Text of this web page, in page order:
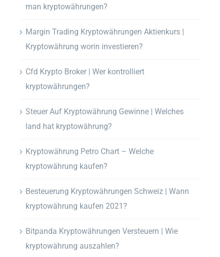
man kryptowährungen?
Margin Trading Kryptowährungen Aktienkurs |
Kryptowährung worin investieren?
Cfd Krypto Broker | Wer kontrolliert
kryptowährungen?
Steuer Auf Kryptowährung Gewinne | Welches
land hat kryptowährung?
Kryptowährung Petro Chart – Welche
kryptowährung kaufen?
Besteuerung Kryptowährungen Schweiz | Wann
kryptowährung kaufen 2021?
Bitpanda Kryptowährungen Versteuern | Wie
kryptowährung auszahlen?